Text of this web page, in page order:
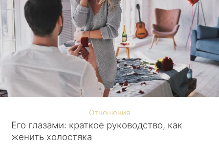
Отношения
Его глазами: краткое руководство, как
женить холостяка